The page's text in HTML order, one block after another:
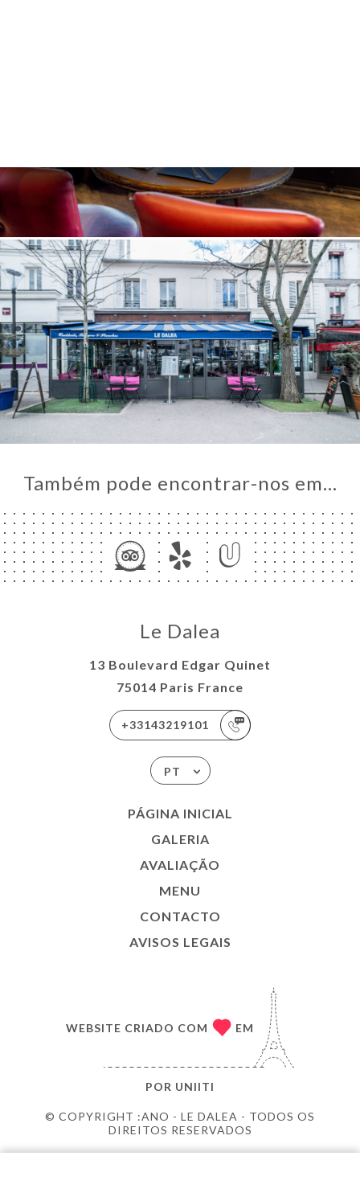
Também pode encontrar-nos em…
Le Dalea
13 Boulevard Edgar Quinet
75014 Paris France
+33143219101
PT
PÁGINA INICIAL
GALERIA
AVALIAÇÃO
MENU
CONTACTO
AVISOS LEGAIS
© COPYRIGHT :ANO - LE DALEA - TODOS OS
DIREITOS RESERVADOS
WEBSITE CRIADO COM EM
POR UNIITI